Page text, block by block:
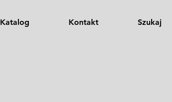
Katalog Kontakt Szukaj